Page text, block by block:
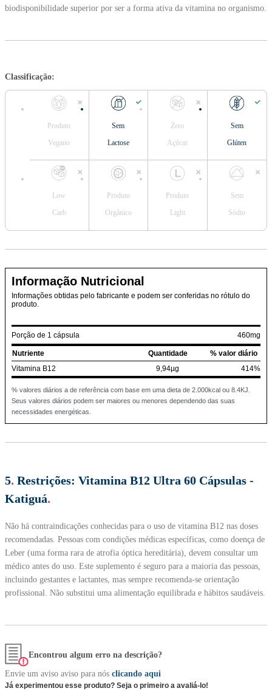
biodisponibilidade superior por ser a forma ativa da vitamina no organismo.
Classificação:
Produto
Vegano
Sem
Lactose
Zero
Açúcar
Sem
Glúten
Low
Carb
Produto
Orgânico
Produto
Light
Sem
Sódio
Informação Nutricional
Informações obtidas pelo fabricante e podem ser conferidas no rótulo do
produto.
Porção de 1 cápsula 460mg
Nutriente Quantidade
% valor diário
Vitamina B12
9,94µg 414%
% valores diários a de referência com base em uma dieta de 2.000kcal ou 8.4KJ.
Seus valores diários podem ser maiores ou menores dependendo das suas
necessidades energéticas.
5. Restrições: Vitamina B12 Ultra 60 Cápsulas -
Katiguá.
Não há contraindicações conhecidas para o uso de vitamina B12 nas doses
recomendadas. Pessoas com condições médicas específicas, como doença de
Leber (uma forma rara de atrofia óptica hereditária), devem consultar um
médico antes do uso. Este suplemento é seguro para a maioria das pessoas,
incluindo gestantes e lactantes, mas sempre recomenda-se orientação
profissional. Não substitui uma alimentação equilibrada e hábitos saudáveis.
Encontrou algum erro na descrição?
Envie um aviso aviso para nós clicando aqui
Já experimentou esse produto? Seja o primeiro a avaliá-lo!